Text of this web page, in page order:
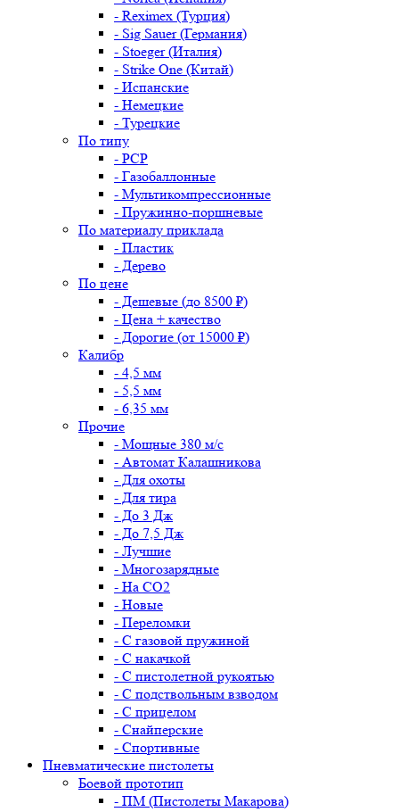
- Reximex (Турция)
- Sig Sauer (Германия)
- Stoeger (Италия)
- Strike One (Китай)
- Испанские
- Немецкие
- Турецкие
По типу
- PCP
- Газобаллонные
- Мультикомпрессионные
- Пружинно-поршневые
По материалу приклада
- Пластик
- Дерево
По цене
- Дешевые (до 8500 ₽)
- Цена + качество
- Дорогие (от 15000 ₽)
Калибр
- 4,5 мм
- 5,5 мм
- 6,35 мм
Прочие
- Мощные 380 м/с
- Автомат Калашникова
- Для охоты
- Для тира
- До 3 Дж
- До 7,5 Дж
- Лучшие
- Многозарядные
- На CO2
- Новые
- Переломки
- С газовой пружиной
- С накачкой
- С пистолетной рукоятью
- С подствольным взводом
- С прицелом
- Снайперские
- Спортивные
Пневматические пистолеты
Боевой прототип
- ПМ (Пистолеты Макарова)